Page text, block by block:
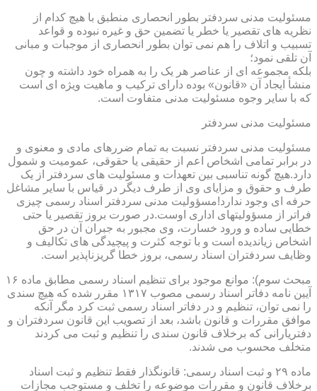
مسئولیت مدنی سردفتر بطور انحصاری منطبق با هیچ کدام از
نظریه های تقصیر یا خطر یا تضمین حق و غیره نبوده و قواعد
تسبیب و اتلاف را هم نمی توان بطور انحصاری از موجبات و مبانی
آن تلقی نمود؛
بلکه مجموعه ای از عناصر هر یک را به همراه خود داشته و چون
منشأ ایجاد آن «قانون» بوده دارای ترکیب و ماهیت ویژه ای است
که با سایر وجوه مسئولیت مدنی متفاوت است.
مسئولیت مدنی سردفتر
مسئولیت مدنی سردفتر نسبت به تمام ضررهای مادی و معنوی و
در برابر تمامی اشخاص اعم از حقیقی یا حقوقی، عمومیت و شمول
دارد.هیچ گونه تناسبی بین تعهدات و مسئولیت های سردفتر از یک
طرف و حقوق و مزایای وی از طرف دیگر در قیاس با سایر مشاغل
حرفه ای وجود ندارد!مسؤولیت مدنی سردفتر اسناد رسمی چیزی
فراتر از مسؤولیتهای اداری اوست.در صورت بروز تقصیر یا حتی
خطایی ساده و ورود خسارت، وی مجبور به جبران آن در حق
اشخاص زیاندیده است و با توجه کثرت و پیچیدگی های تکالیف و
وظایف سردفتران اسناد رسمی، بروز خطا گریزناپذیر است.
مبحث سوم): موانع موجود برای تنظیم اسناد رسمی مطابق ماده ۱۶
آیین نامه دفاتر اسناد رسمی مصوب ۱۳۱۷ مقرر شده که هیچ سندی
را نمی توان، تنظیم و در دفاتر اسناد رسمی ثبت کرد مگر آنکه
موافق مقررات و قانون باشد، بعد از تصویب این قانون سردفتران و
دفتریارانی که برخلاف قانون سندی را تنظیم و ثبت می کردند
متخلف محسوب می شدند.
ماده ۲۹ و ثبت اسناد رسمی: قانونگذار فقط تنظیم و ثبت اسناد
برخلاف قانون و مقررات موضوعه را تخلف و مستوجب مجازات